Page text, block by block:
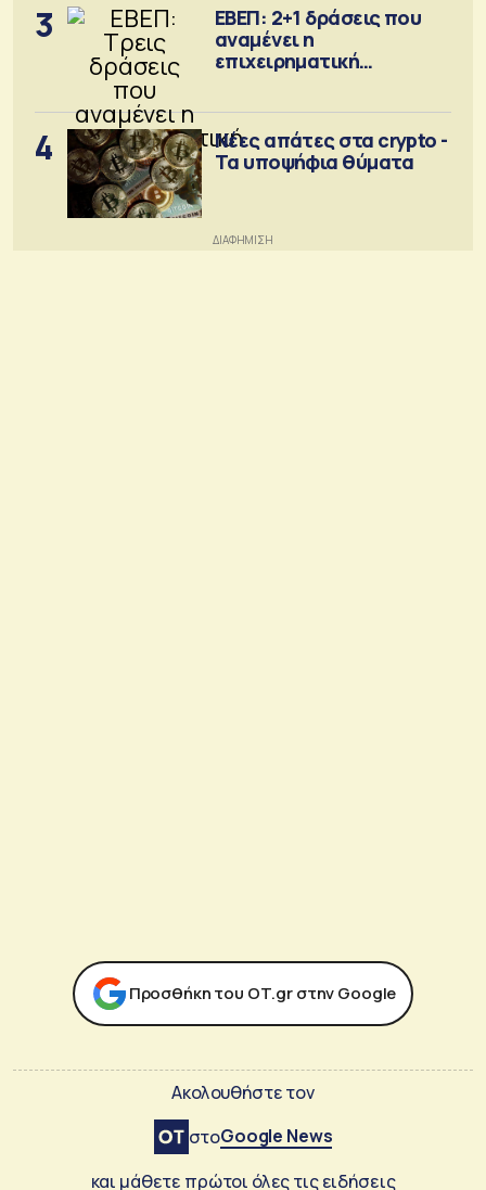
3
ΕΒΕΠ: 2+1 δράσεις που
αναμένει η
επιχειρηματική
4
Νέες απάτες στα crypto -
Τα υποψήφια θύματα
Προσθήκη του ΟΤ.gr στην Google
Ακολουθήστε τον
στοGoogle News
και μάθετε πρώτοι όλες τις ειδήσεις